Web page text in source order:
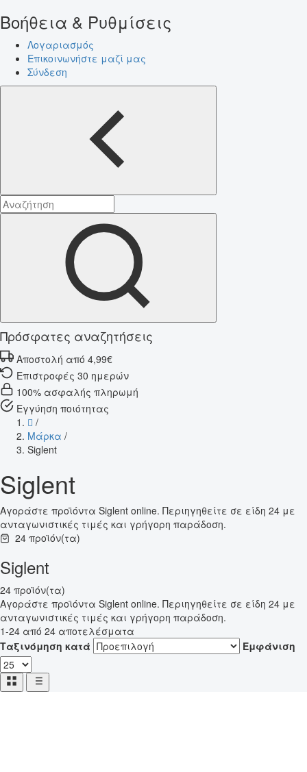
Βοήθεια & Ρυθμίσεις
Λογαριασμός
Επικοινωνήστε μαζί μας
Σύνδεση
Πρόσφατες αναζητήσεις
Αποστολή από 4,99€
Επιστροφές 30 ημερών
100% ασφαλής πληρωμή
Εγγύηση ποιότητας
/
Μάρκα /
Siglent
Siglent
Αγοράστε προϊόντα Siglent online. Περιηγηθείτε σε είδη 24 με
ανταγωνιστικές τιμές και γρήγορη παράδοση.
24 προϊόν(τα)
Siglent
24 προϊόν(τα)
Αγοράστε προϊόντα Siglent online. Περιηγηθείτε σε είδη 24 με
ανταγωνιστικές τιμές και γρήγορη παράδοση.
1-24 από 24 αποτελέσματα
Ταξινόμηση κατά
Εμφάνιση